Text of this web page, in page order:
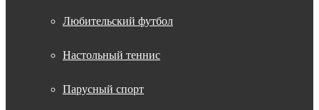
Любительский футбол
Настольный теннис
Парусный спорт